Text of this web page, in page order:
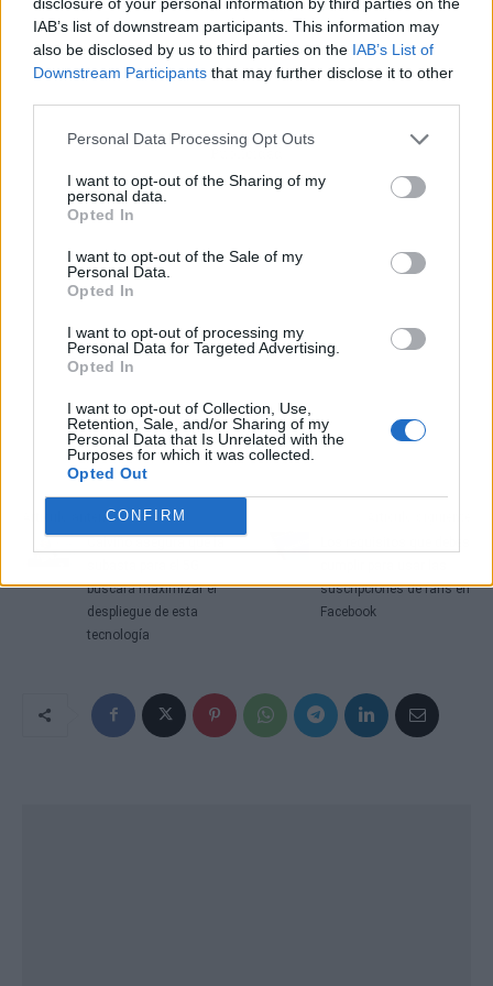
IAB’s list of downstream participants. This information may
also be disclosed by us to third parties on the IAB’s List of
Downstream Participants that may further disclose it to other
Personal Data Processing Opt Outs
I want to opt-out of the Sharing of my
personal data.
Opted In
I want to opt-out of the Sale of my
Personal Data.
Opted In
I want to opt-out of processing my
Personal Data for Targeted Advertising.
Opted In
I want to opt-out of Collection, Use,
Retention, Sale, and/or Sharing of my
Personal Data that Is Unrelated with the
Purposes for which it was collected.
Opted Out
CONFIRM
Publicidad
Artículo anterior
Calviño asegura que la
buscará maximizar el
despliegue de esta
tecnología
suscripciones de fans en
Facebook